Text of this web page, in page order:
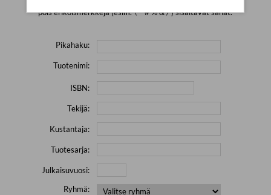
pois erikoismerkkejä (esim. \' " # % & / ) sisältävät sanat.
Pikahaku:
Tuotenimi:
ISBN:
Tekijä:
Kustantaja:
Tuotesarja:
Julkaisuvuosi:
Ryhmä: